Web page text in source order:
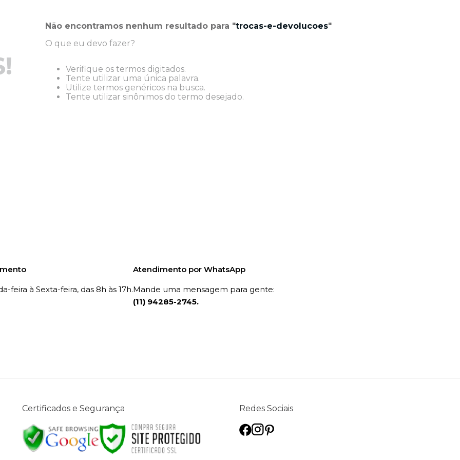
Não encontramos nenhum resultado para "trocas-e-devolucoes"
O que eu devo fazer?
Verifique os termos digitados.
Tente utilizar uma única palavra.
Utilize termos genéricos na busca.
Tente utilizar sinônimos do termo desejado.
feira à Sexta-feira, das 8h às 17h.
Atendimento por WhatsApp
Mande uma mensagem para gente:
(11) 94285-2745.
Certificados e Segurança Redes Sociais